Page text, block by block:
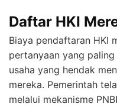
Daftar HKI
Biaya pendaftaran HKI
pertanyaan yang
usaha yang hendak
mereka. Pemerintah
melalui mekanisme